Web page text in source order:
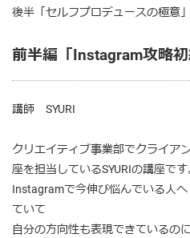
後半「セルフプロデュースの極意」
前半編「Instagram攻略初
講師 SYURI
クリエイティブ事業部でクライア
座を担当しているSYURIの講座です
Instagramで今伸び悩んでいる人
ていて
自分の方向性も表現できているの